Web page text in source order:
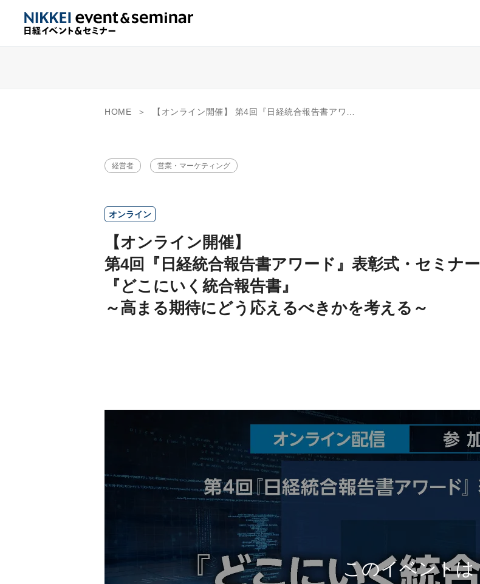
HOME 【オンライン開催】 第4回『日経統合報告書アワード』表彰式・セミナー 『どこにいく統合報告書』 ～高まる期待にどう応えるべきかを考える～
経営者 営業・マーケティング
オンライン
【オンライン開催】
第4回『日経統合報告書アワード』表彰式・セミナー
『どこにいく統合報告書』
～高まる期待にどう応えるべきかを考える～